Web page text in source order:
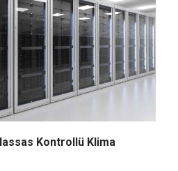
Kontrollü Klima